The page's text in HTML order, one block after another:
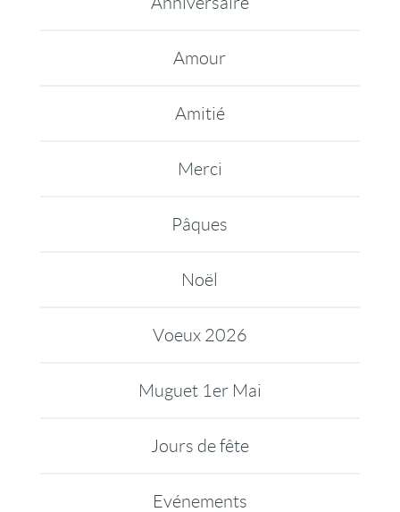
Amour
Amitié
Merci
Pâques
Noël
Voeux 2026
Muguet 1er Mai
Jours de fête
Evénements